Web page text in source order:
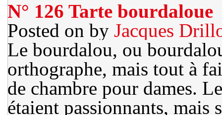
N° 126 Tarte bourdaloue
Posted on by Jacques
Le bourdalou, ou
orthographe, mais tout à
de chambre pour dames.
étaient passionnants, mais